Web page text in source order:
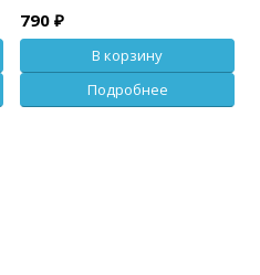
790 ₽
В корзину
Подробнее